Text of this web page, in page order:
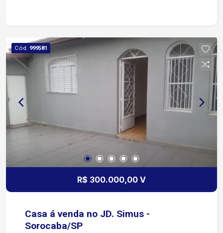
Cód. 999581
R$ 300.000,00 V
Casa á venda no JD. Simus -
Sorocaba/SP